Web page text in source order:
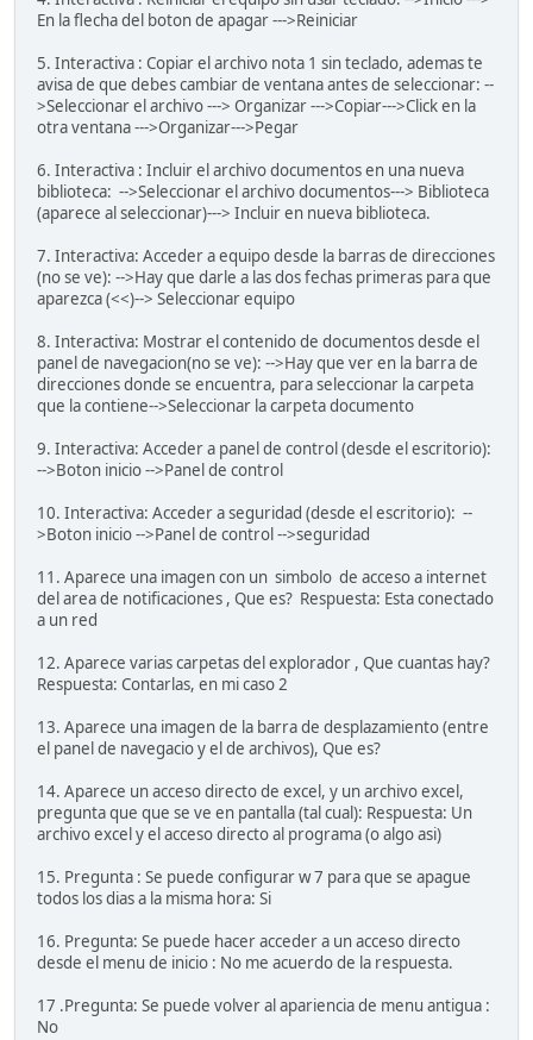
En la flecha del boton de apagar --->Reiniciar
5. Interactiva : Copiar el archivo nota 1 sin teclado, ademas te
avisa de que debes cambiar de ventana antes de seleccionar: --
>Seleccionar el archivo ---> Organizar --->Copiar--->Click en la
otra ventana --->Organizar--->Pegar
6. Interactiva : Incluir el archivo documentos en una nueva
biblioteca: -->Seleccionar el archivo documentos---> Biblioteca
(aparece al seleccionar)---> Incluir en nueva biblioteca.
7. Interactiva: Acceder a equipo desde la barras de direcciones
(no se ve): -->Hay que darle a las dos fechas primeras para que
aparezca (<<)--> Seleccionar equipo
8. Interactiva: Mostrar el contenido de documentos desde el
panel de navegacion(no se ve): -->Hay que ver en la barra de
direcciones donde se encuentra, para seleccionar la carpeta
que la contiene-->Seleccionar la carpeta documento
9. Interactiva: Acceder a panel de control (desde el escritorio):
-->Boton inicio -->Panel de control
10. Interactiva: Acceder a seguridad (desde el escritorio): --
>Boton inicio -->Panel de control -->seguridad
11. Aparece una imagen con un simbolo de acceso a internet
del area de notificaciones , Que es? Respuesta: Esta conectado
a un red
12. Aparece varias carpetas del explorador , Que cuantas hay?
Respuesta: Contarlas, en mi caso 2
13. Aparece una imagen de la barra de desplazamiento (entre
el panel de navegacio y el de archivos), Que es?
14. Aparece un acceso directo de excel, y un archivo excel,
pregunta que que se ve en pantalla (tal cual): Respuesta: Un
archivo excel y el acceso directo al programa (o algo asi)
15. Pregunta : Se puede configurar w 7 para que se apague
todos los dias a la misma hora: Si
16. Pregunta: Se puede hacer acceder a un acceso directo
desde el menu de inicio : No me acuerdo de la respuesta.
17 .Pregunta: Se puede volver al apariencia de menu antigua :
No